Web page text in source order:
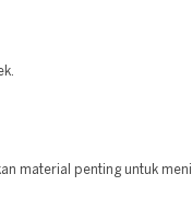
material penting untuk